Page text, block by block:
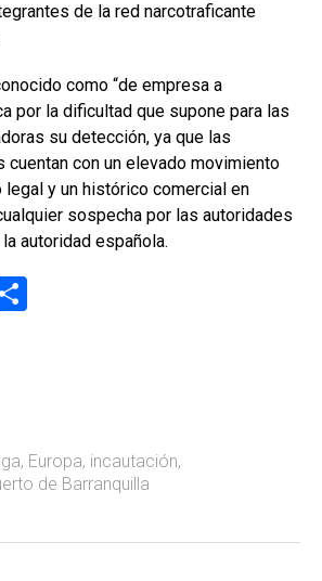
de la red narcotraficante
como “de empresa a
por la dificultad que supone para las
su detección, ya que las
con un elevado movimiento
y un histórico comercial en
sospecha por las autoridades
autoridad española.
tir
, Europa, incautación,
de Barranquilla